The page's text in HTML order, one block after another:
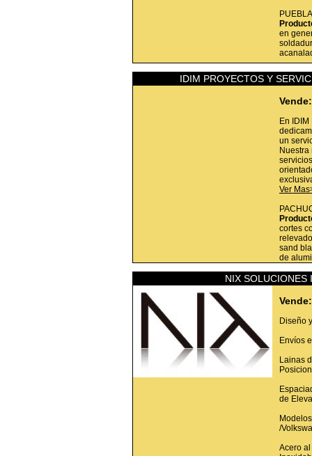
en
IDIM PROYECTOS Y
Vende:
En
un
Ver
cortes
sand
de
NIX SOLUCIONES
Vende:
Diseño
Envíos
Lainas
de
/
Acero